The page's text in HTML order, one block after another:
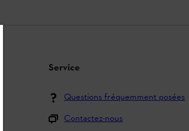
Service
Questions fréquemment posées
Contactez-nous